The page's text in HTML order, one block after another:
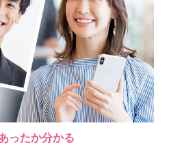
ったか分かる